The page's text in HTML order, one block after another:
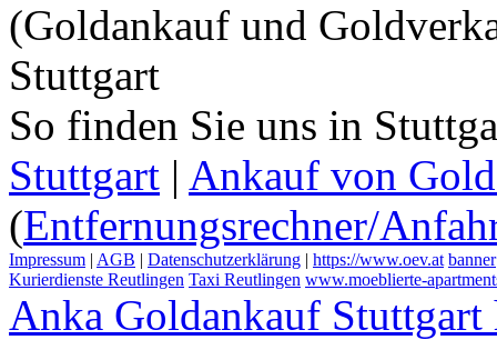
(Goldankauf und
Stuttgart
So finden Sie uns in
Stuttgart | Ankauf von
(Entfernungsrechner/
Impressum | AGB | Datenschutzerklärung | https://www.oev.at banner
Kurierdienste Reutlingen Taxi Reutlingen www.moeblierte-
Anka Goldankauf Stuttgart